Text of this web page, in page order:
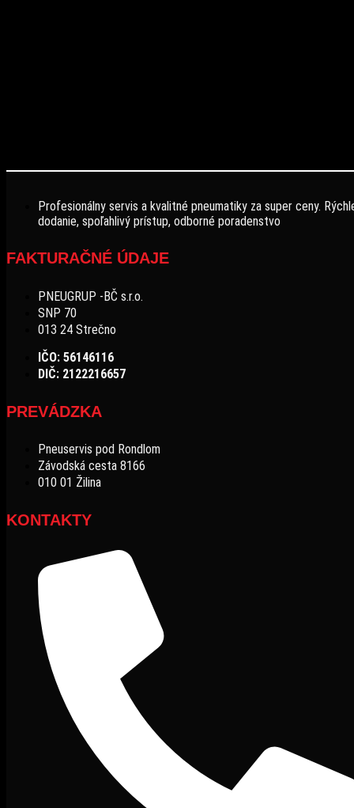
Profesionálny servis a kvalitné pneumatiky za super ceny.
dodanie, spoľahlivý prístup, odborné poradenstvo
FAKTURAČNÉ ÚDAJE
PNEUGRUP -BČ s.r.o.
SNP 70
013 24 Strečno
IČO: 56146116
DIČ: 2122216657
PREVÁDZKA
Pneuservis pod Rondlom
Závodská cesta 8166
010 01 Žilina
KONTAKTY